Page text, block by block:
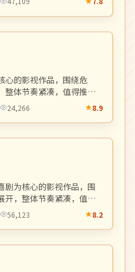
心的影视作品，围绕危
整体节奏紧凑，值得推荐
24,266 8.9
为核心的影视作品，围
开，整体节奏紧凑，值得
56,123 8.2